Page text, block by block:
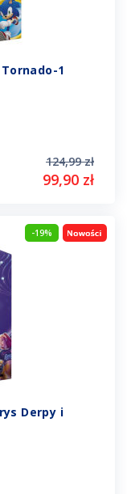
1
124,99 zł
99,90 zł
-19%
Derpy i